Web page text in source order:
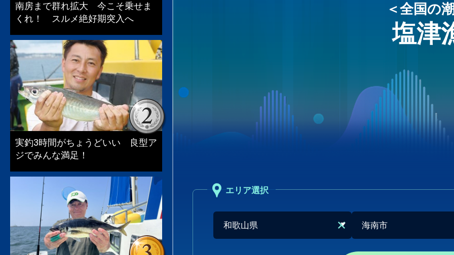
＜全国の
塩津
エリア選択
南房まで群れ拡大 今こそ乗せま
くれ！ スルメ絶好期突入へ
実釣3時間がちょうどいい 良型ア
ジでみんな満足！